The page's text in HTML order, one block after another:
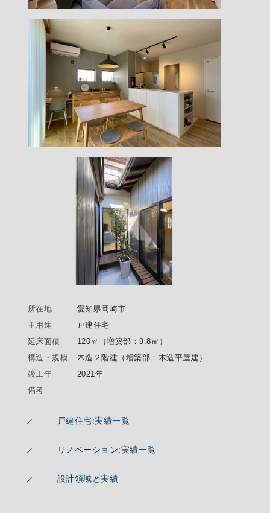
所在地
愛知県岡崎市
主用途
戸建住宅
延床面積
120㎡（増築部：9.8㎡）
構造・規模
木造２階建（増築部：木造平屋建）
竣工年
2021年
備考
戸建住宅:実績一覧
リノベーション:実績一覧
設計領域と実績